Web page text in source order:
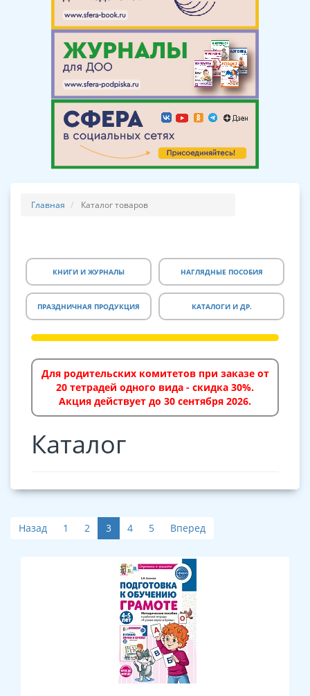
Главная Каталог товаров
КНИГИ И ЖУРНАЛЫ НАГЛЯДНЫЕ ПОСОБИЯ
ПРАЗДНИЧНАЯ ПРОДУКЦИЯ КАТАЛОГИ И ДР.
Для родительских комитетов при заказе от
20 тетрадей одного вида - скидка 30%.
Акция действует до 30 сентября 2026.
Каталог
Назад 1 2 3 4 5 Вперед